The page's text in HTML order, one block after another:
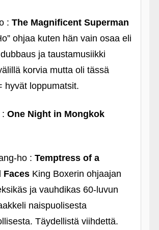
: The Magnificent Superman
ohjaa kuten hän vain osaa eli
ja taustamusiikki
korvia mutta oli tässä
hyvät loppumatsit.
: One Night in Mongkok
ho : Temptress of a
Faces King Boxerin ohjaajan
ja vauhdikas 60-luvun
naispuolisesta
Täydellistä viihdettä.